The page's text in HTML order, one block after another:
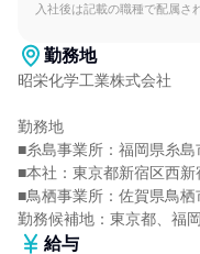
入社後は記載の職種で配属さ
勤務地
昭栄化学工業株式会社
勤務地
■糸島事業所：福岡県糸
■本社：東京都新宿区西
■鳥栖事業所：佐賀県鳥
勤務候補地：東京都、福
給与